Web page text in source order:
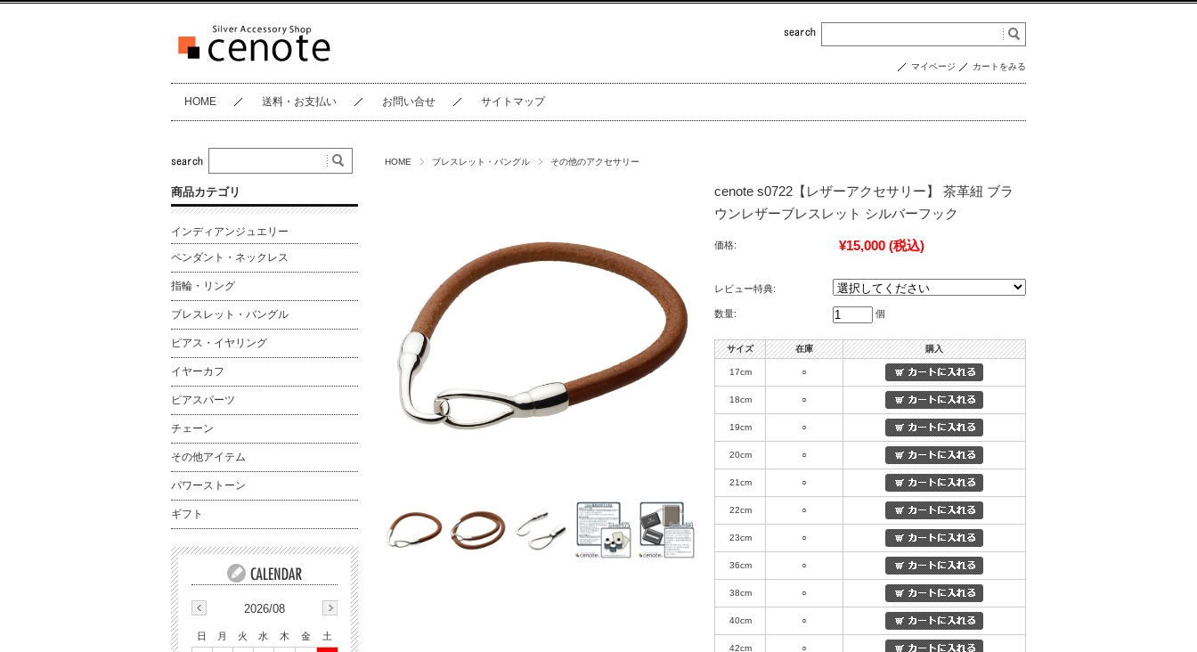
マイページ カートをみる
HOME 送料・お支払い お問い合せ サイトマップ
HOME ブレスレット・バングル その他のアクセサリー
cenote s0722【レザーアクセサリー】 茶革紐 ブラ
ウンレザーブレスレット シルバーフック
価格: ¥15,000 (税込)
レビュー特典:
数量: 個
サイズ 在庫 購入
17cm ○
18cm ○
19cm ○
20cm ○
21cm ○
22cm ○
23cm ○
36cm ○
38cm ○
40cm ○
42cm ○
商品カテゴリ
インディアンジュエリー
ペンダント・ネックレス
指輪・リング
ブレスレット・バングル
ピアス・イヤリング
イヤーカフ
ピアスパーツ
チェーン
その他アイテム
パワーストーン
ギフト
2026/08
日 月 火 水 木 金
土